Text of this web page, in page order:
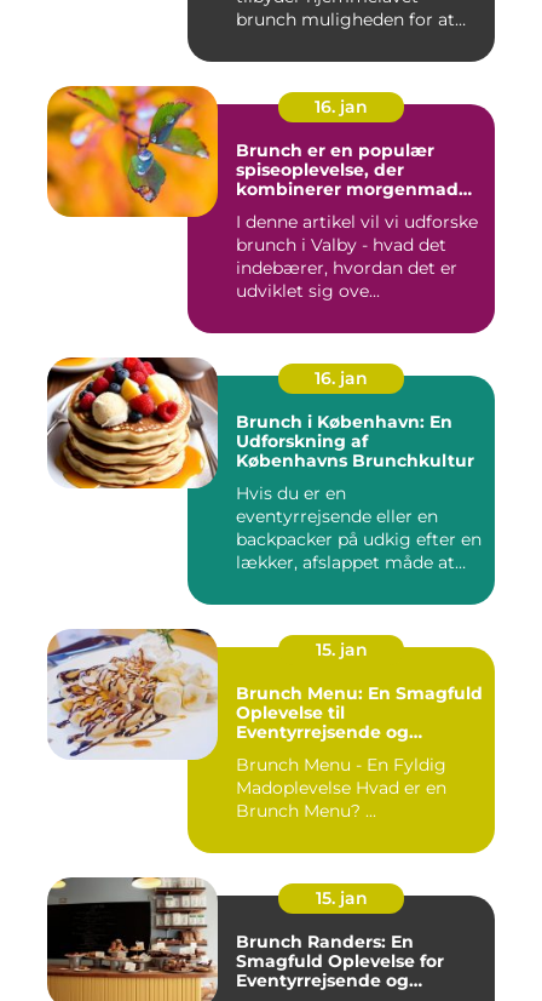
uden at skulle forlade
deres indkvartering
brunch muligheden for at
16. jan
Brunch er en populær
spiseoplevelse, der
kombinerer morgenmad
trendy og vigtig del af
madkulturen i Valby
I denne artikel vil vi udforske
brunch i Valby - hvad det
indebærer, hvordan det er
udviklet sig ove...
16. jan
Brunch i København: En
Udforskning af
Københavns Brunchkultur
Hvis du er en
eventyrrejsende eller en
backpacker på udkig efter en
lækker, afslappet måde at
15. jan
Brunch Menu: En Smagfuld
Oplevelse til
Eventyrrejsende og
Brunch Menu - En Fyldig
Madoplevelse Hvad er en
Brunch Menu? ...
15. jan
Brunch Randers: En
Smagfuld Oplevelse for
Eventyrrejsende og